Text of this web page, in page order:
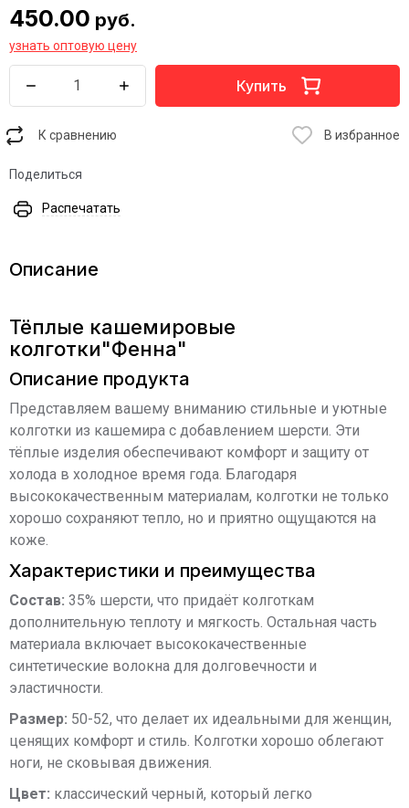
450.00 руб.
узнать оптовую цену
Купить
К сравнению В избранное
Поделиться
Распечатать
Описание
Тёплые кашемировые
колготки"Фенна"
Описание продукта
Представляем вашему вниманию стильные и уютные
колготки из кашемира с добавлением шерсти. Эти
тёплые изделия обеспечивают комфорт и защиту от
холода в холодное время года. Благодаря
высококачественным материалам, колготки не только
хорошо сохраняют тепло, но и приятно ощущаются на
коже.
Характеристики и преимущества
Состав: 35% шерсти, что придаёт колготкам
дополнительную теплоту и мягкость. Остальная часть
материала включает высококачественные
синтетические волокна для долговечности и
эластичности.
Размер: 50-52, что делает их идеальными для женщин,
ценящих комфорт и стиль. Колготки хорошо облегают
ноги, не сковывая движения.
Цвет: классический черный, который легко